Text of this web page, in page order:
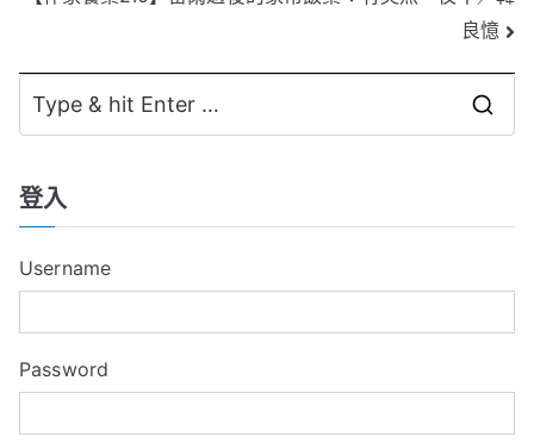
章
導
覽
良憶
h
r
登入
Username
Password